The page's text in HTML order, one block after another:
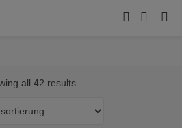
all 42 results